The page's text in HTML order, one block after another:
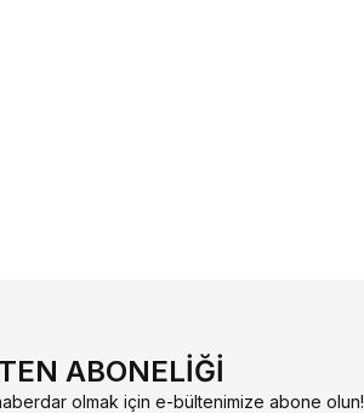
ABONELIĞI
olmak için e-bültenimize abone olun!